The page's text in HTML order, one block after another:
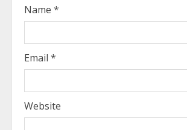
Name *
Email *
Website